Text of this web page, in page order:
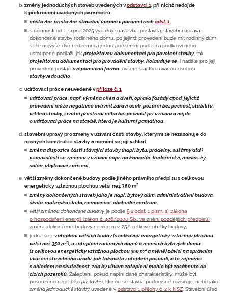
změny jednoduchých staveb uvedených vodstavci 1 , při nichž nedojde
k překročení uvedených parametrů
nástavba, přístavba, stavební úprava v parametrechodst. 1
s účinností od 1. srpna 2025 vyžaduje nástavba, přístavba, stavební úprava
dokončené stavby rodinného domu, po jejímž provedení bude mít rodinný dům
stále nejvýše dvě nadzemní a jedno podzemní podlaží a podkroví nebo
ustoupené podlaží, jak projektovou dokumentaci pro povolení stavby, tak
projektovou dokumentaci pro provádění stavby, kolauduje se , i nadále pro její
provedení postačí svépomocná forma , ovšem s autorizovanou osobou
stavbyvedoucího
udržovací práce neuvedené vpříloze č. 1
udržovací práce, např. výměna oken a dveří, oprava fasády apod, jejichž
provedení může negativně ovlivnit zdraví osob, požární bezpečnost, stabilitu,
vzhled stavby, životní prostředí nebo bezpečnost při užívání a nejde
o udržovací práce na stavbě, která je kulturní památkou
stavební úpravy pro změny v užívání části stavby, kterými se nezasahuje do
nosných konstrukcí stavby a nemění se její vzhled
změna dispozice části stávající stavby (např. bytu, prádelny, sušárny atd.)
v souvislosti se změnou v užívání např. na kancelář, kadeřnictví, masérský
salón, ubytovací zařízení
větší změny dokončené budovy podle jiného právního předpisu s celkovou
energeticky vztažnou plochou větší než 350 m²
změny dokončených staveb jako je např. bytový dům, administrativní budova,
škola, mateřská škola, nemocnice, obchodní centrum
větší změnou dokončené budovy je podle § 2 odst. 1 písm. s) zákona
o hospodaření energií (zákon č. 406/2000 Sb., ve znění pozdějších předpisů)
změna dokončené budovy na více než 25% celkové obálky budovy,
jedná se ozateplení větších budov (s celkovou energeticky vztažnou plochou
větší než 350 m²), u zateplení rodinných domů a menších bytových domů
(s celkovou energeticky vztažnou plochou 350 m² a méně) závisí na správním
uvážení stavebního úřadu, jak takovéto zateplení posoudí, a to zejména
s ohledem na skutečnost, zda by vlivem zateplení mohlo být zasáhnuto do
cizích pozemků. Zateplení, pokud naplní dané charakteristiky, může být
posouzeno např. jako přístavba , kterou se stavba půdorysně rozšiřuje, nebo jako
změna jednoduché stavby uvedené v odstavci 1 přílohy č. 2 k NSZ . Stavební úřad